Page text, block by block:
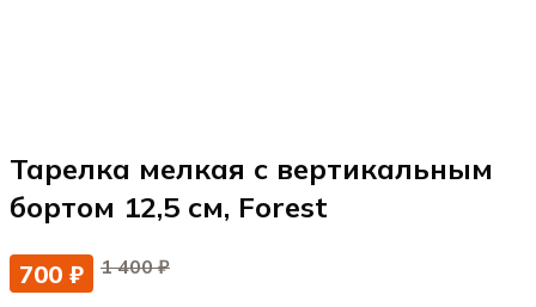
Тарелка мелкая с вертикальным
бортом 12,5 см, Forest
700 ₽ 1 400 ₽